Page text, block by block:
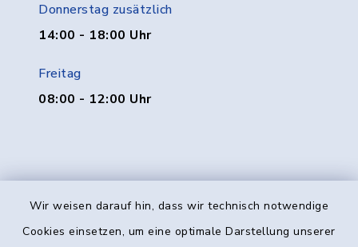
Wir weisen darauf hin, dass wir technisch notwendige
Cookies einsetzen, um eine optimale Darstellung unserer
Donnerstag zusätzlich
14:00 - 18:00 Uhr
Freitag
08:00 - 12:00 Uhr
Kontakt